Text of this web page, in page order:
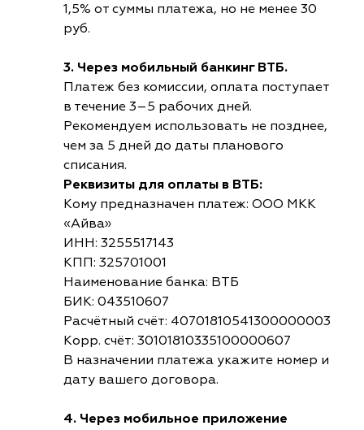
1,5% от суммы платежа, но не менее 30
руб.
3. Через мобильный банкинг ВТБ.
Платеж без комиссии, оплата поступает
в течение 3–5 рабочих дней.
Рекомендуем использовать не позднее,
чем за 5 дней до даты планового
списания.
Реквизиты для оплаты в ВТБ:
Кому предназначен платеж: ООО МКК
«Айва»
ИНН: 3255517143
КПП: 325701001
Наименование банка: ВТБ
БИК: 043510607
Расчётный счёт: 40701810541300000003
Корр. счёт: 30101810335100000607
В назначении платежа укажите номер и
дату вашего договора.
4. Через мобильное приложение